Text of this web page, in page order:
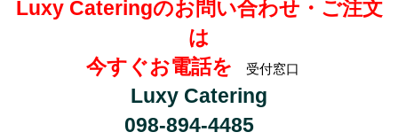
Luxy Cateringのお問い合わせ・ご注文
は
今すぐお電話を 受付窓口
Luxy Catering
098-894-4485